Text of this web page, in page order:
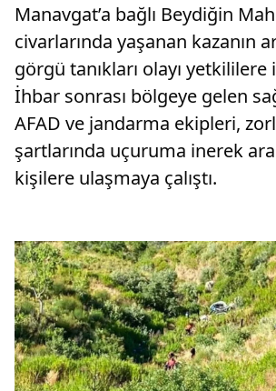
Manavgat’a bağlı Beydiğin
civarlarında yaşanan kazanın
görgü tanıkları olayı
İhbar sonrası bölgeye gelen
AFAD ve jandarma ekipleri,
şartlarında uçuruma inerek
kişilere ulaşmaya çalıştı.